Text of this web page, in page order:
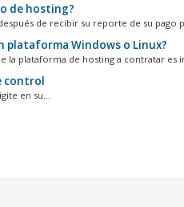
de hosting?
de recibir su reporte de su pago
plataforma Windows o Linux?
la plataforma de hosting a contratar es
control
en su...